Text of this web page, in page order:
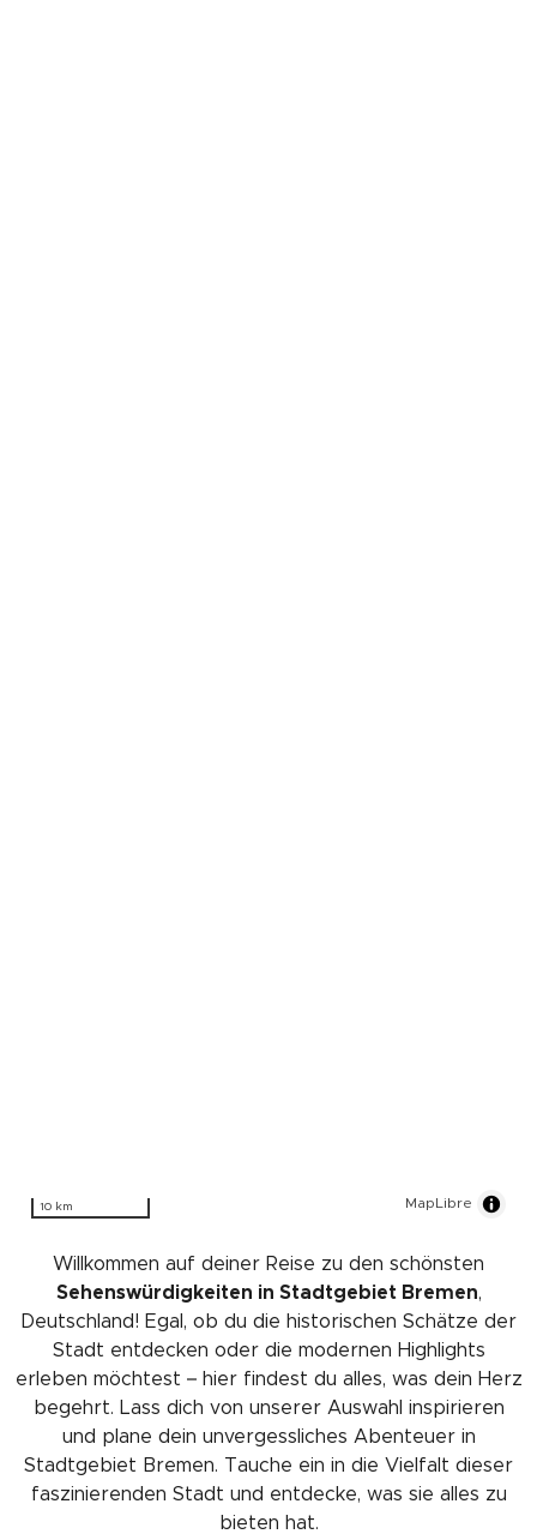
10 km MapLibre
Willkommen auf deiner Reise zu den schönsten
Sehenswürdigkeiten in Stadtgebiet Bremen,
Deutschland! Egal, ob du die historischen Schätze der
Stadt entdecken oder die modernen Highlights
erleben möchtest – hier findest du alles, was dein Herz
begehrt. Lass dich von unserer Auswahl inspirieren
und plane dein unvergessliches Abenteuer in
Stadtgebiet Bremen. Tauche ein in die Vielfalt dieser
faszinierenden Stadt und entdecke, was sie alles zu
bieten hat.